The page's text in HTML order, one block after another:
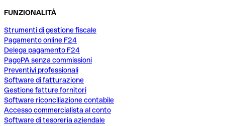
FUNZIONALITÀ
Strumenti di gestione fiscale
Pagamento online F24
Delega pagamento F24
PagoPA senza commissioni
Preventivi professionali
Software di fatturazione
Gestione fatture fornitori
Software riconciliazione contabile
Accesso commercialista al conto
Software di tesoreria aziendale